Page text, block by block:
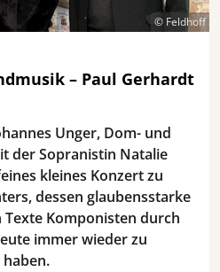
© Feldhoff
– Paul Gerhardt
Unger, Dom- und
der Sopranistin Natalie
kleines Konzert zu
dessen glaubensstarke
Komponisten durch
immer wieder zu